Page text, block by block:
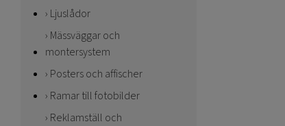
Ljuslådor
Mässväggar och
montersystem
Posters och affischer
Ramar till fotobilder
Reklamställ och